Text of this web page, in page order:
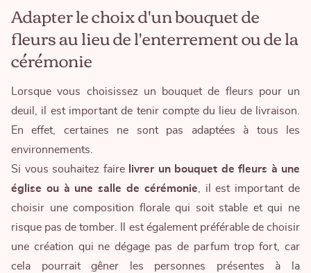
Adapter le choix d'un bouquet de
fleurs au lieu de l'enterrement ou de la
cérémonie
Lorsque vous choisissez un
bouquet de fleurs pour un
deuil
, il est important de tenir compte du lieu de livraison.
En effet, certaines ne sont pas adaptées à tous les
environnements.
Si vous souhaitez faire
livrer un bouquet de fleurs à une
église ou à une salle de cérémonie , il est important de
choisir une composition florale qui soit stable et qui ne
risque pas de tomber. Il est également préférable de choisir
une création qui ne dégage pas de parfum trop fort, car
cela pourrait gêner les personnes présentes à la